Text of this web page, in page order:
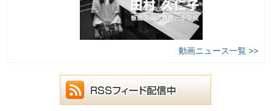
動画ニュース一覧 >>